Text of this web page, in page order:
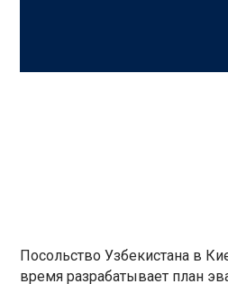
Посольство Узбекистана в
время разрабатывает план